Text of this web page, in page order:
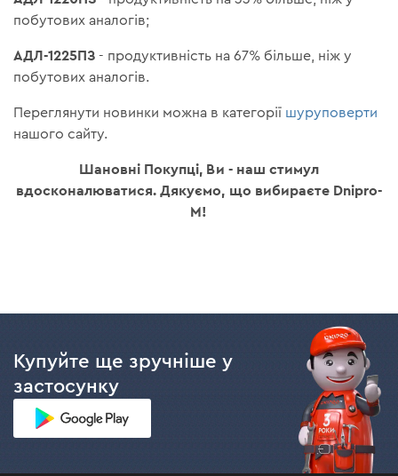
побутових аналогів;
АДЛ-1225ПЗ - продуктивність на 67% більше, ніж у
побутових аналогів.
Переглянути новинки можна в категорії шуруповерти
нашого сайту.
Шановні Покупці, Ви - наш стимул
вдосконалюватися. Дякуємо, що вибираєте Dnipro-
M!
Купуйте ще зручніше у
застосунку